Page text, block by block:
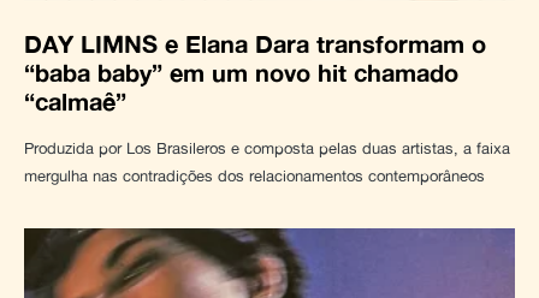
DAY LIMNS e Elana Dara transformam o
“baba baby” em um novo hit chamado
“calmaê”
Produzida por Los Brasileros e composta pelas duas artistas, a faixa
mergulha nas contradições dos relacionamentos contemporâneos